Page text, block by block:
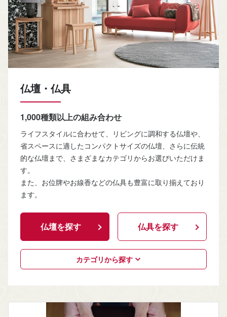
仏壇・仏具
1,000種類以上の組み合わせ
ライフスタイルに合わせて、リビングに調和する仏壇や、
省スペースに適したコンパクトサイズの仏壇、さらに伝統
的な仏壇まで、さまざまなカテゴリからお選びいただけま
す。
また、お位牌やお線香などの仏具も豊富に取り揃えており
ます。
仏壇を探す 仏具を探す
カテゴリから探す